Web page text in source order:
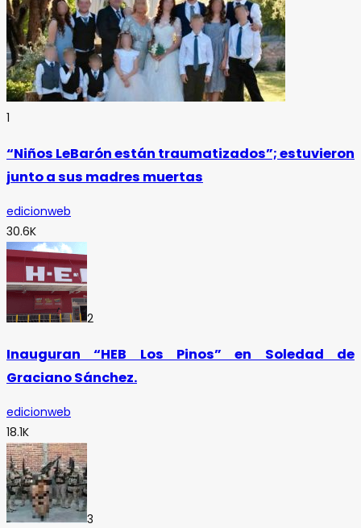
1
“Niños LeBarón están traumatizados”; estuvieron
junto a sus madres muertas
edicionweb
30.6K
2
Inauguran “HEB Los Pinos” en Soledad de
Graciano Sánchez.
edicionweb
18.1K
3